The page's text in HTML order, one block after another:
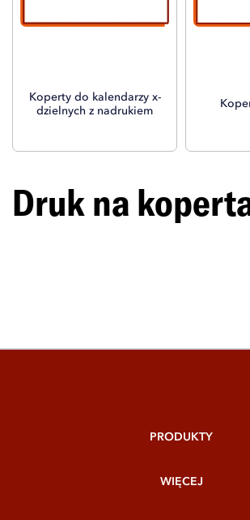
Koperty do kalendarzy x-
dzielnych z nadrukiem
Druk na
PRODUKTY
WIĘCEJ